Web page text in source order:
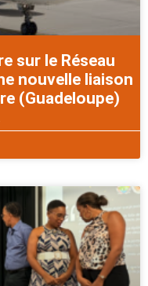
sur le Réseau
nouvelle liaison
(Guadeloupe)